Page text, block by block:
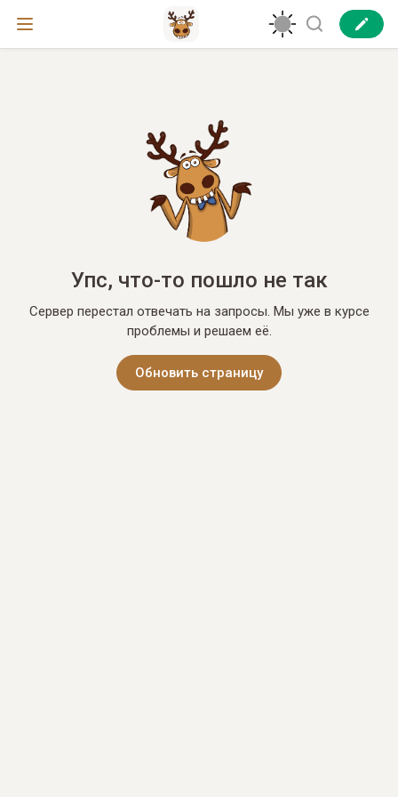
Упс, что-то пошло не так
Сервер перестал отвечать на запросы. Мы уже в курсе
проблемы и решаем её.
Обновить страницу